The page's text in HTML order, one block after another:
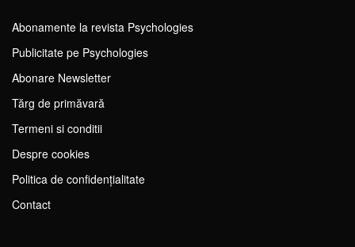
Abonamente la revista Psychologies
Publicitate pe Psychologies
Abonare Newsletter
Tărg de primăvară
Termeni si conditii
Despre cookies
Politica de confidențialitate
Contact